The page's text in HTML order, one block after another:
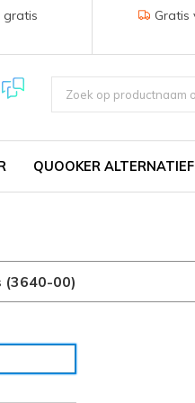
gratis
Gratis
QUOOKER ALTERNATIEF
(3640-00)